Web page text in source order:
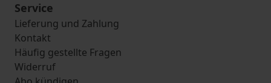
Service
Lieferung und Zahlung
Kontakt
Häufig gestellte Fragen
Widerruf